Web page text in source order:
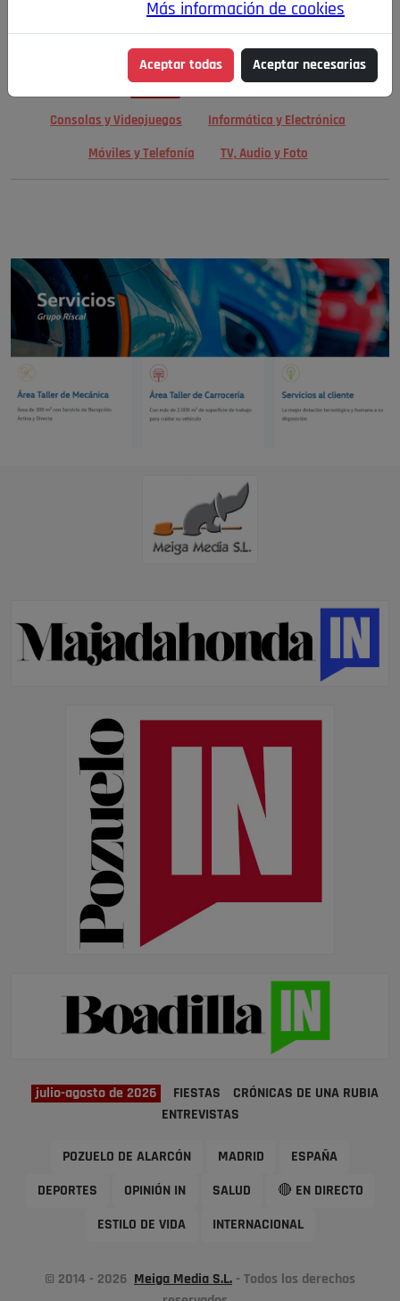
Motor y Accesorios Motos Ocio
Cine, Libros y Música Coleccionismo Otros Otros
Empleo Servicios Tecnología
Consolas y Videojuegos Informática y Electrónica
Móviles y Telefonía TV, Audio y Foto
Más información de cookies
Aceptar todas Aceptar necesarias
julio-agosto de 2026 FIESTAS
CRÓNICAS DE UNA RUBIA
ENTREVISTAS
POZUELO DE ALARCÓN MADRID ESPAÑA
DEPORTES OPINIÓN IN SALUD 🔴 EN DIRECTO
ESTILO DE VIDA INTERNACIONAL
© 2014 - 2026 Meiga Media S.L. - Todos los derechos